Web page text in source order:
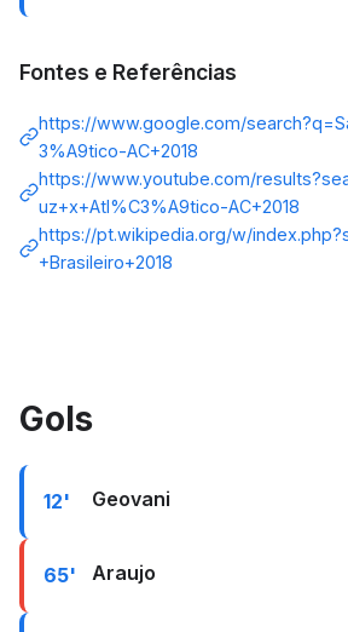
Fontes e Referências
https://www.google.com/
3%A9tico-AC+2018
https://www.youtube.com/
uz+x+Atl%C3%A9tico-AC+2018
https://pt.wikipedia.org/w/
+Brasileiro+2018
Gols
12' Geovani
65' Araujo